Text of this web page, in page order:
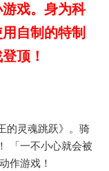
戏。身为科
自制的特制
顶！
的灵魂跳跃》。骑
「一不小心就会被
作游戏！